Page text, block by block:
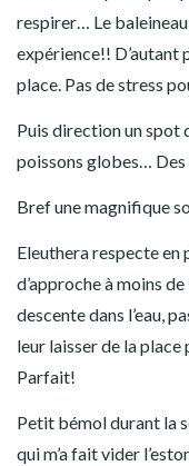
respirer… Le
expérience!! D’autant
place. Pas de stress
Puis direction un spot
poissons globes…
Bref une magnifique
Eleuthera respecte en
d’approche à moins
descente dans l’eau,
leur laisser de la
Parfait!
Petit bémol durant la
qui m’a fait vider